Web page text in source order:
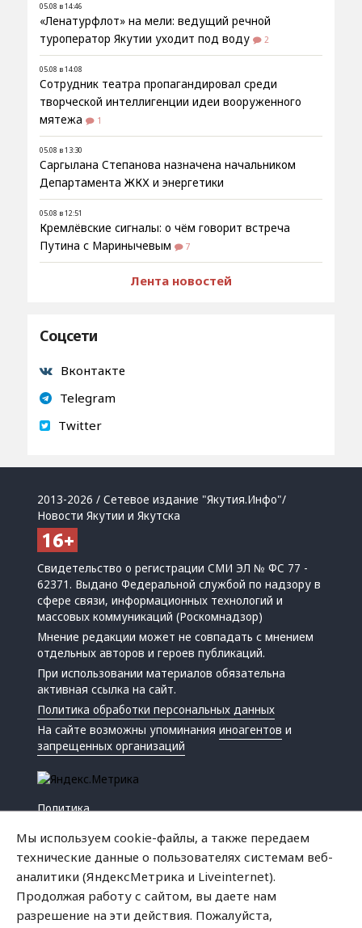
05.08 в 14:46
«Ленатурфлот» на мели: ведущий речной
туроператор Якутии уходит под воду
2
05.08 в 14:08
Сотрудник театра пропагандировал среди
творческой интеллигенции идеи вооруженного
мятежа
1
05.08 в 13:30
Саргылана Степанова назначена начальником
Департамента ЖКХ и энергетики
05.08 в 12:51
Кремлёвские сигналы: о чём говорит встреча
Путина с Маринычевым
7
Лента новостей
Соцсети
Вконтакте
Telegram
Twitter
2013-2026 / Сетевое издание "Якутия.Инфо"/
Новости Якутии и Якутска
Свидетельство о регистрации СМИ ЭЛ № ФС 77 -
62371. Выдано Федеральной службой по надзору в
сфере связи, информационных технологий и
массовых коммуникаций (Роскомнадзор)
Мнение редакции может не совпадать с мнением
отдельных авторов и героев публикаций.
При использовании материалов обязательна
активная ссылка на сайт.
Политика обработки персональных данных
На сайте возможны упоминанияиноагентов и
запрещенных организаций
Политика
Мы используем cookie-файлы, а также передаем
технические данные о пользователях системам веб-
аналитики (ЯндексМетрика и Liveinternet).
Продолжая работу с сайтом, вы даете нам
разрешение на эти действия. Пожалуйста,